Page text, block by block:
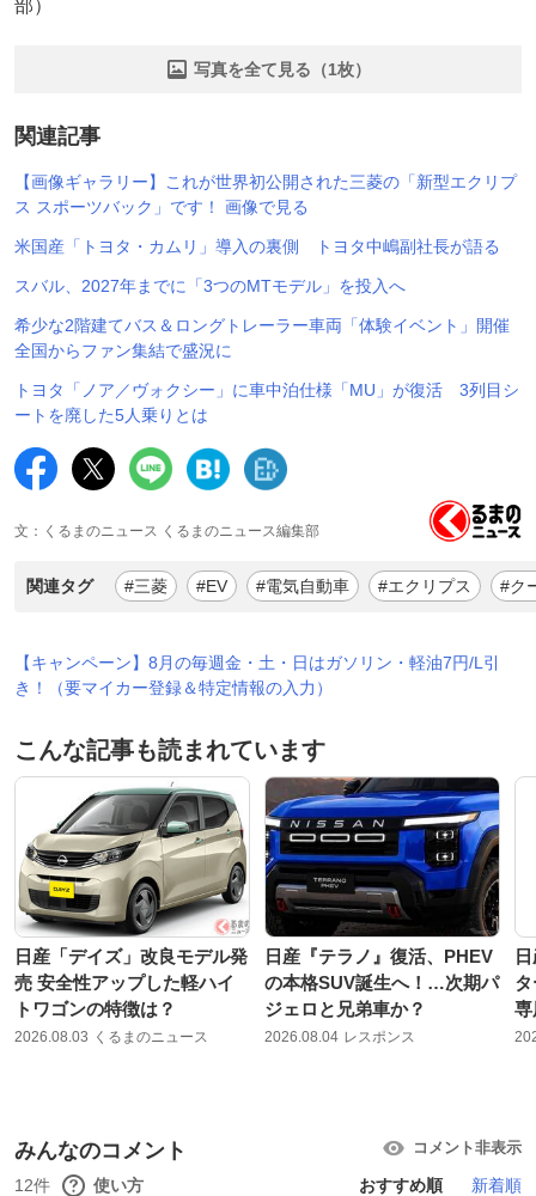
部）
写真を全て見る（1枚）
関連記事
【画像ギャラリー】これが世界初公開された三菱の「新型エクリプ
ス スポーツバック」です！ 画像で見る
米国産「トヨタ・カムリ」導入の裏側 トヨタ中嶋副社長が語る
スバル、2027年までに「3つのMTモデル」を投入へ
希少な2階建てバス＆ロングトレーラー車両「体験イベント」開催
全国からファン集結で盛況に
トヨタ「ノア／ヴォクシー」に車中泊仕様「MU」が復活 3列目シ
ートを廃した5人乗りとは
文：くるまのニュース くるまのニュース編集部
関連タグ #三菱 #EV #電気自動車 #エクリプス #ク
【キャンペーン】8月の毎週金・土・日はガソリン・軽油7円/L引
き！（要マイカー登録＆特定情報の入力）
こんな記事も読まれています
日産「デイズ」改良モデル発
売 安全性アップした軽ハイ
トワゴンの特徴は？
2026.08.03 くるまのニュース
日産『テラノ』復活、PHEV
の本格SUV誕生へ！…次期パ
ジェロと兄弟車か？
2026.08.04 レスポンス
専
みんなのコメント コメント非表示
12件 使い方 おすすめ順 新着順